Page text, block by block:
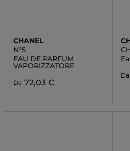
CHANEL
N°5
EAU DE PARFUM
VAPORIZZATORE
Da 72,03 €
Da